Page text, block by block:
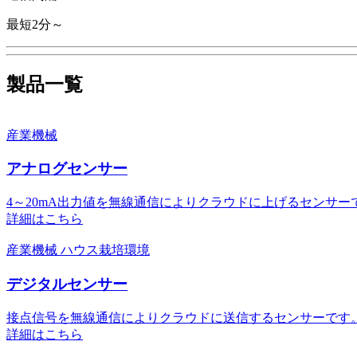
最短2分～
製品一覧
産業機械
アナログセンサー
4～20mA出力値を無線通信によりクラウドに上げるセンサー
詳細はこちら
産業機械 ハウス栽培環境
デジタルセンサー
接点信号を無線通信によりクラウドに送信するセンサーです。
詳細はこちら